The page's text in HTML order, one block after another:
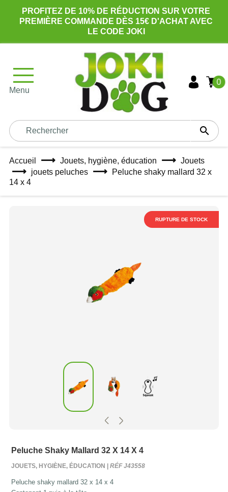
PROFITEZ DE 10% DE RÉDUCTION SUR VOTRE
PREMIÈRE COMMANDE DÈS 15€ D'ACHAT AVEC
LE CODE JOKI
Menu

0
Accueil Jouets, hygiène, éducation
Jouets
jouets peluches
Peluche shaky mallard 32 x
14 x 4
RUPTURE DE STOCK
Peluche Shaky Mallard 32 X 14 X 4
JOUETS, HYGIÈNE, ÉDUCATION | RÉF J43558
Peluche shaky mallard 32 x 14 x 4